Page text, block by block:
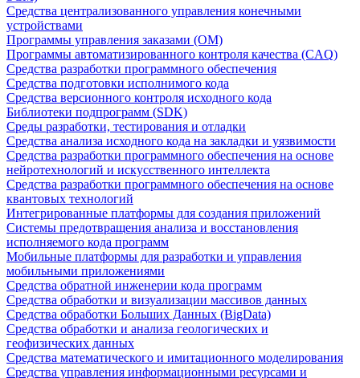
Средства централизованного управления конечными
устройствами
Программы управления заказами (OM)
Программы автоматизированного контроля качества (CAQ)
Средства разработки программного обеспечения
Средства подготовки исполнимого кода
Средства версионного контроля исходного кода
Библиотеки подпрограмм (SDK)
Среды разработки, тестирования и отладки
Средства анализа исходного кода на закладки и уязвимости
Средства разработки программного обеспечения на основе
нейротехнологий и искусственного интеллекта
Средства разработки программного обеспечения на основе
квантовых технологий
Интегрированные платформы для создания приложений
Системы предотвращения анализа и восстановления
исполняемого кода программ
Мобильные платформы для разработки и управления
мобильными приложениями
Средства обратной инженерии кода программ
Средства обработки и визуализации массивов данных
Средства обработки Больших Данных (BigData)
Средства обработки и анализа геологических и
геофизических данных
Средства математического и имитационного моделирования
Средства управления информационными ресурсами и